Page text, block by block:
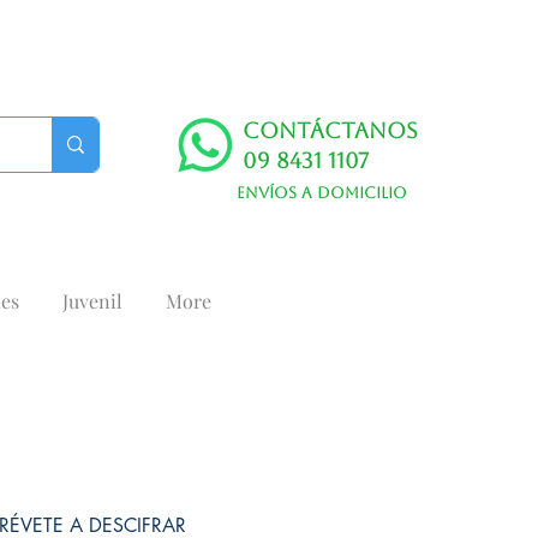
Contáctanos
09 8431 1107
Envíos a domicilio
Juvenil More
A DESCIFRAR